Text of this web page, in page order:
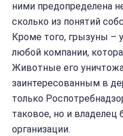
ними предопределена
сколько из понятий
Кроме того, грызуны –
любой компании,
Животные его
заинтересованным в
только
таковое, но и
организации.